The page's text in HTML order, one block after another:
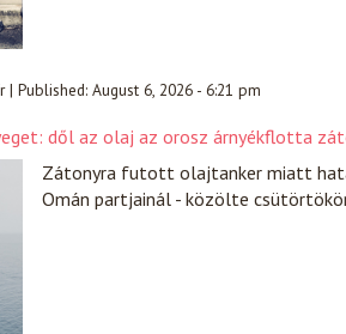
| Published: August 6, 2026 - 6:21 pm
dől az olaj az orosz árnyékflotta
Zátonyra futott olajtanker miatt
Omán partjainál - közölte